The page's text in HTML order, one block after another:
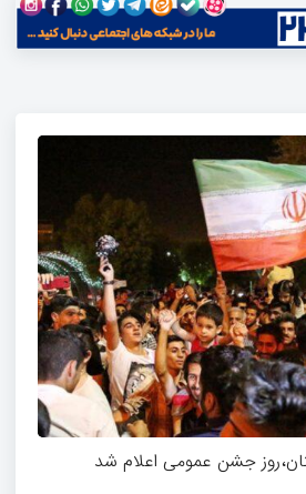
جشن عمومی اعلام شد